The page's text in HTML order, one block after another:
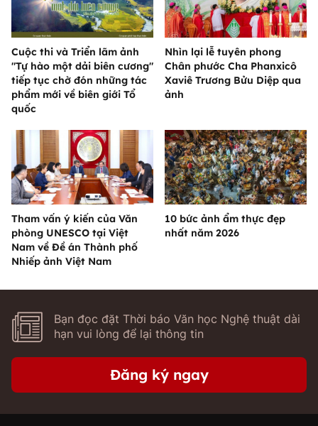
Cuộc thi và Triển lãm ảnh
"Tự hào một dải biên cương"
tiếp tục chờ đón những tác
phẩm mới về biên giới Tổ
quốc
Nhìn lại lễ tuyên phong
Chân phước Cha Phanxicô
Xaviê Trương Bửu Diệp qua
ảnh
Tham vấn ý kiến của Văn
phòng UNESCO tại Việt
Nam về Đề án Thành phố
Nhiếp ảnh Việt Nam
10 bức ảnh ẩm thực đẹp
nhất năm 2026
Bạn đọc đặt Thời báo Văn học Nghệ thuật dài
hạn vui lòng để lại thông tin
Đăng ký ngay